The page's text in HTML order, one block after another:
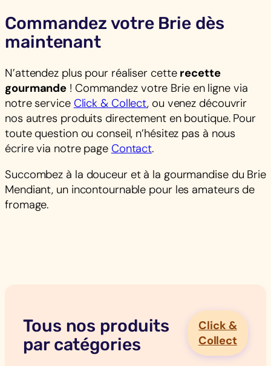
Commandez votre Brie dès
maintenant
N’attendez plus pour réaliser cette recette
gourmande ! Commandez votre Brie en ligne via
notre service Click & Collect, ou venez découvrir
nos autres produits directement en boutique. Pour
toute question ou conseil, n’hésitez pas à nous
écrire via notre page Contact.
Succombez à la douceur et à la gourmandise du Brie
Mendiant, un incontournable pour les amateurs de
fromage.
Tous nos produits
par catégories
Click &
Collect